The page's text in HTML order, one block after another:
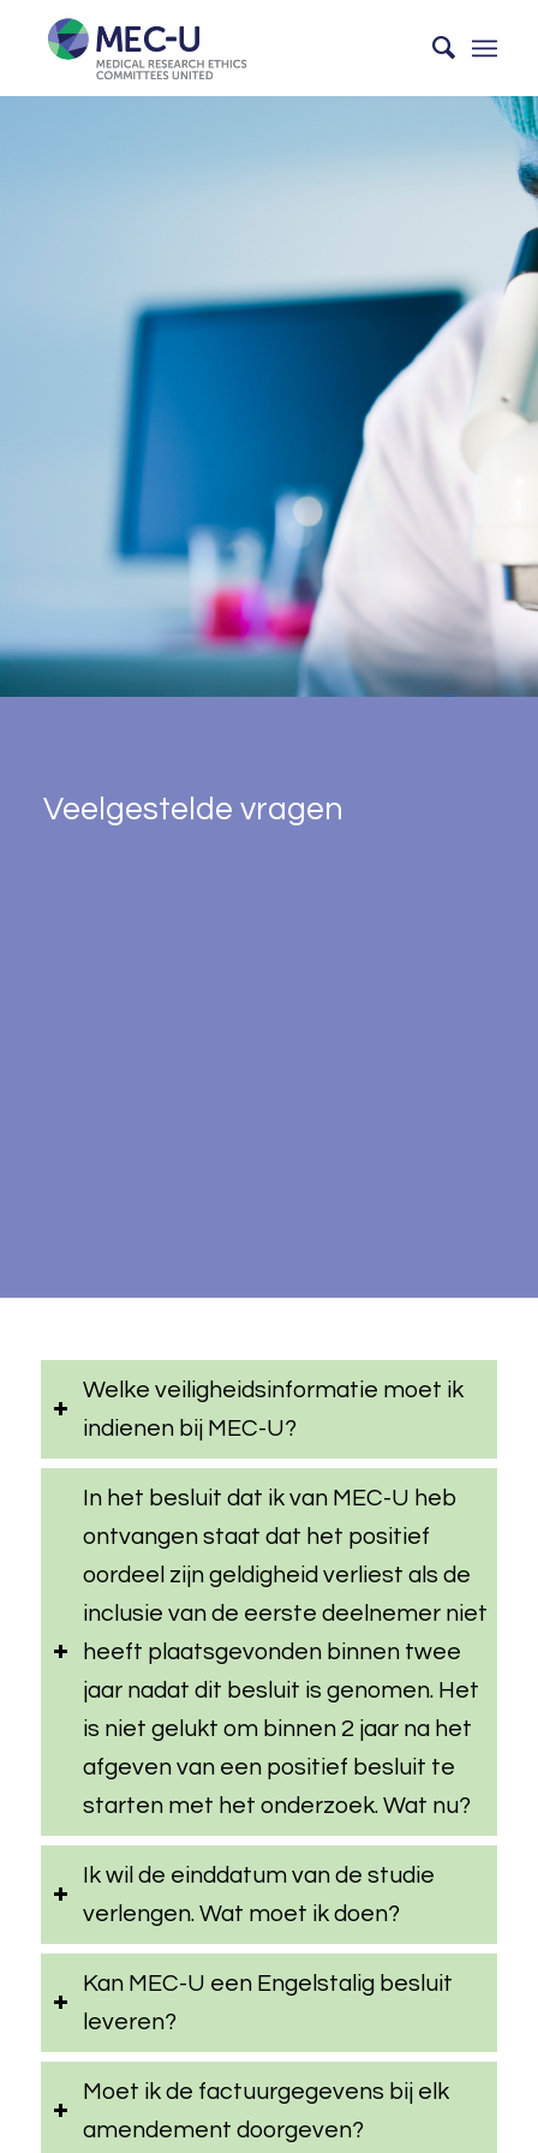
Veelgestelde vragen
Welke veiligheidsinformatie moet ik
indienen bij MEC-U?
In het besluit dat ik van MEC-U heb
ontvangen staat dat het positief
oordeel zijn geldigheid verliest als de
inclusie van de eerste deelnemer niet
heeft plaatsgevonden binnen twee
jaar nadat dit besluit is genomen. Het
is niet gelukt om binnen 2 jaar na het
afgeven van een positief besluit te
starten met het onderzoek. Wat nu?
Ik wil de einddatum van de studie
verlengen. Wat moet ik doen?
Kan MEC-U een Engelstalig besluit
leveren?
Moet ik de factuurgegevens bij elk
amendement doorgeven?